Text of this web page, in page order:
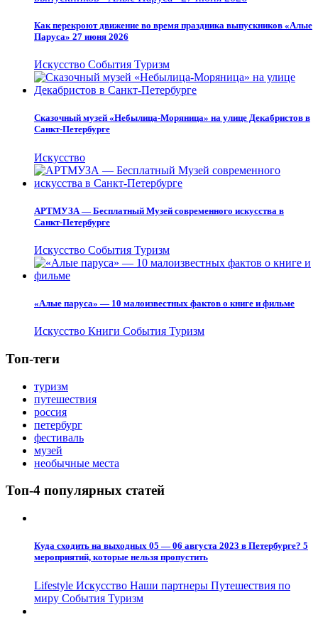
Как перекроют движение во время праздника выпускников «Алые
Паруса» 27 июня 2026
Искусство События Туризм
Сказочный музей «Небылица-Моряница» на улице Декабристов в
Санкт-Петербурге
Искусство
АРТМУЗА — Бесплатный Музей современного искусства в
Санкт-Петербурге
Искусство События Туризм
«Алые паруса» — 10 малоизвестных фактов о книге и фильме
Искусство Книги События Туризм
Топ-теги
туризм
путешествия
россия
петербург
фестиваль
музей
необычные места
Топ-4 популярных статей
Куда сходить на выходных 05 — 06 августа 2023 в Петербурге? 5
мероприятий, которые нельзя пропустить
Lifestyle Искусство Наши партнеры Путешествия по
миру События Туризм